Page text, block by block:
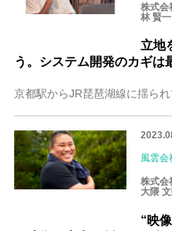
株式会
林 賢一
立地
う。システム開発のカギは
風雲会
株式会
大隈
“映